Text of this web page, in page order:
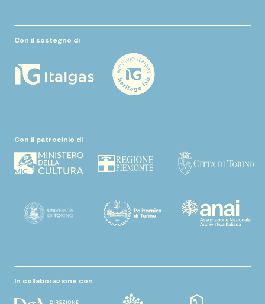
Con il sostegno di
Con il patrocinio di
In collaborazione con